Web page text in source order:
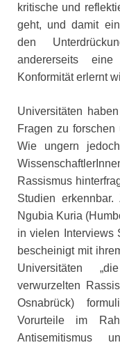
kritische und
geht, und damit
den
andererseits
Konformität erlernt
Universitäten
Fragen zu
Wie ungern
Rassismus
Studien
Ngubia Kuria
in vielen Interviews
bescheinigt mit
Universitäten
verwurzelten
Osnabrück)
Vorurteile im
Antisemitismus